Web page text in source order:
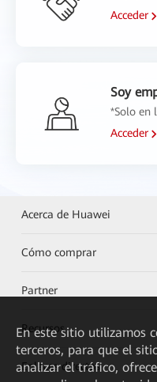
Acceder
Soy
*Solo en
Acceder
Acerca de Huawei
Cómo comprar
Partner
Recursos
Enlaces directos
En este sitio utilizamos
terceros, para que el
analizar el tráfico,